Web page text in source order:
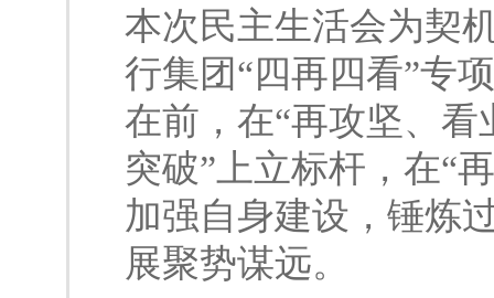
本次民主生活会为契
行集团“四再四看”专
在前，在“再攻坚、看
突破”上立标杆，在“
加强自身建设，锤炼
展聚势谋远。